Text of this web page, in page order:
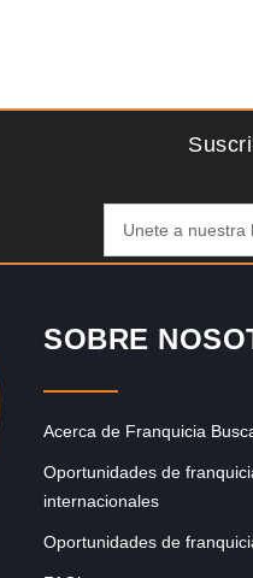
involucrar a…
SOBRE
Acerca de Franquicia
Oportunidades de
internacionales
Oportunidades de